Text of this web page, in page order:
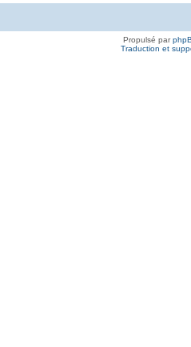
Propulsé par
Traduction et